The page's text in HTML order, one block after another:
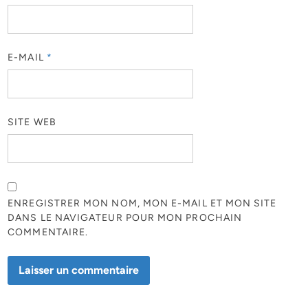
E-MAIL *
SITE WEB
ENREGISTRER MON NOM, MON E-MAIL ET MON SITE
DANS LE NAVIGATEUR POUR MON PROCHAIN
COMMENTAIRE.